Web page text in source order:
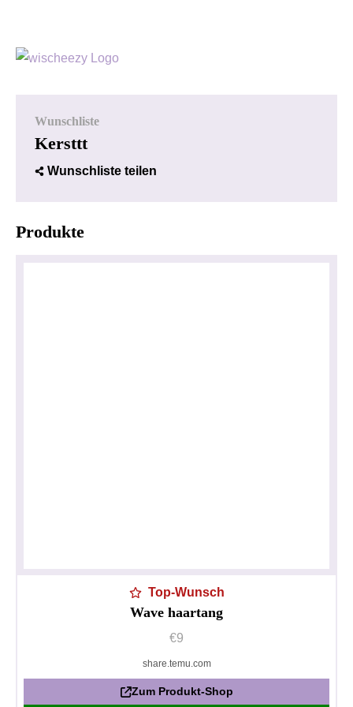
Wunschliste
Kersttt
Wunschliste teilen
Produkte
Top-Wunsch
Wave haartang
€9
share.temu.com
Zum Produkt-Shop
Datenschutzerklärung